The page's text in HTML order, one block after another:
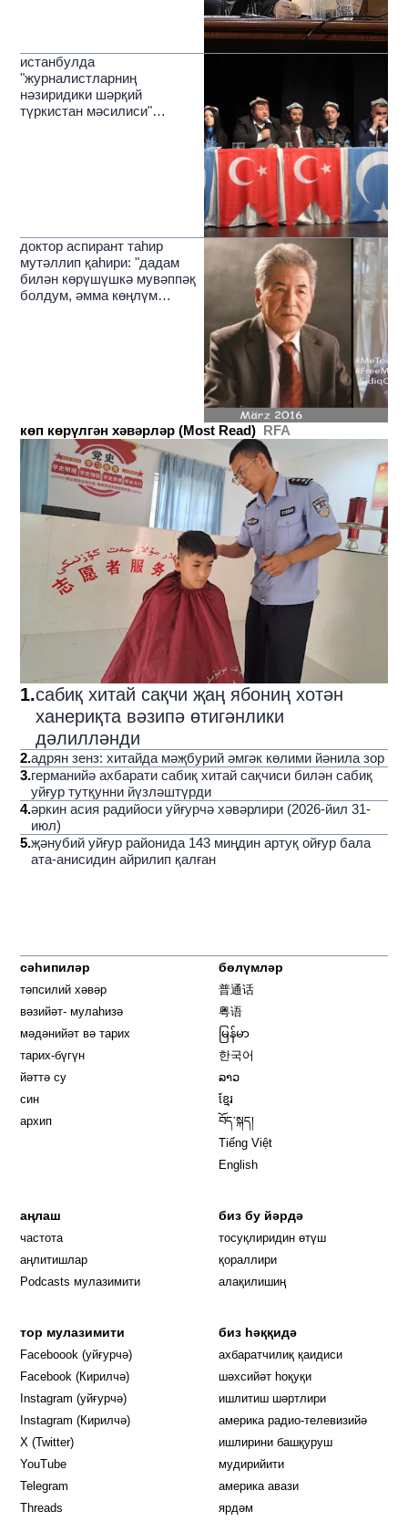
истанбулда
"журналистларниң
нәзиридики шәрқий
түркистан мәсилиси"
доктор аспирант таһир
мутәллип қаһири: "дадам
билән көрүшүшкә мувәппәқ
болдум, әмма көңлүм
көп көрүлгән хәвәрләр (Most Read) RFA
1.сабиқ хитай сақчи җаң ябониң хотән
ханериқта вәзипә өтигәнлики
дәлилләнди
2.адрян зенз: хитайда мәҗбурий әмгәк көлими йәнила зор
3.германийә ахбарати сабиқ хитай сақчиси билән сабиқ
уйғур тутқунни йүзләштүрди
4.әркин асия радийоси уйғурчә хәвәрлири (2026-йил 31-
июл)
5.җәнубий уйғур районида 143 миңдин артуқ ойғур бала
ата-анисидин айрилип қалған
сәһипиләр
тәпсилий хәвәр
вәзийәт- мулаһизә
мәдәнийәт вә тарих
тарих-бүгүн
йәттә су
син
архип
бөлүмләр
普通话
粤语
မြန်မာ
한국어
ລາວ
ខ្មែរ
བོད་སྐད།
Tiếng Việt
English
аңлаш
частота
аңлитишлар
Podcasts мулазимити
биз бу йәрдә
тосуқлиридин өтүш
қораллири
алақилишиң
тор мулазимити
Faceboook (уйғурчә) Opens in new window
Facebook (Кирилчә) Opens in new window
Instagram (уйғурчә) Opens in new window
Instagram (Кирилчә) Opens in new window
X (Twitter)
YouTube
Telegram
Threads
биз һәққидә
ахбаратчилиқ қаидиси
шәхсийәт һоқуқи
ишлитиш шәртлири
америка радио-телевизийә
ишлирини башқуруш
мудирийити
америка авази
ярдәм